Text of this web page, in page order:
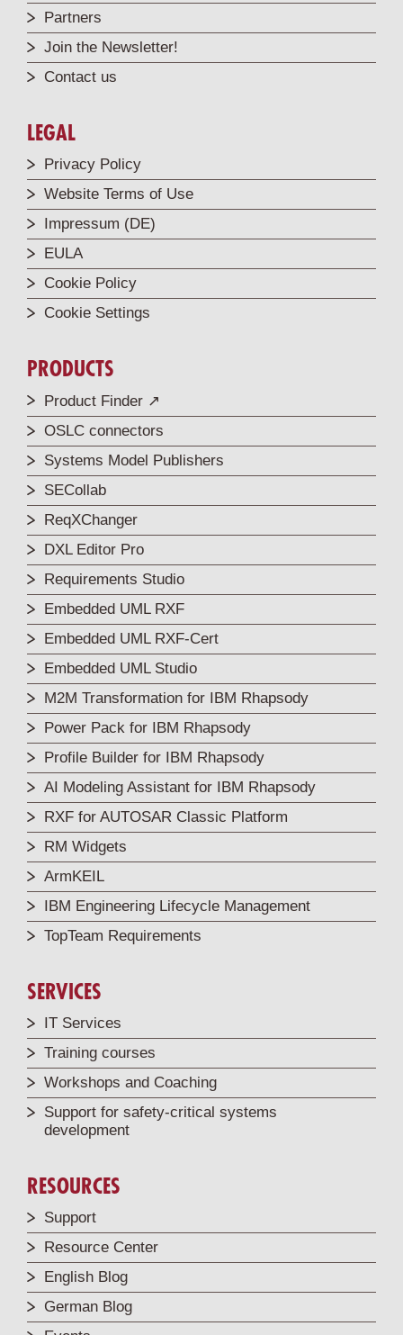
Partners
Join the Newsletter!
Contact us
LEGAL
Privacy Policy
Website Terms of Use
Impressum (DE)
EULA
Cookie Policy
Cookie Settings
PRODUCTS
Product Finder ↗
OSLC connectors
Systems Model Publishers
SECollab
ReqXChanger
DXL Editor Pro
Requirements Studio
Embedded UML RXF
Embedded UML RXF-Cert
Embedded UML Studio
M2M Transformation for IBM Rhapsody
Power Pack for IBM Rhapsody
Profile Builder for IBM Rhapsody
AI Modeling Assistant for IBM Rhapsody
RXF for AUTOSAR Classic Platform
RM Widgets
ArmKEIL
IBM Engineering Lifecycle Management
TopTeam Requirements
SERVICES
IT Services
Training courses
Workshops and Coaching
Support for safety-critical systems
development
RESOURCES
Support
Resource Center
English Blog
German Blog